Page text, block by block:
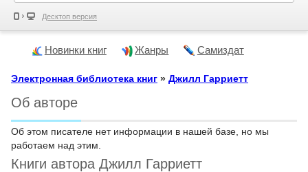
Десктоп версия
Новинки книг Жанры Самиздат
Электронная библиотека книг » Джилл Гарриетт
Об авторе
Об этом писателе нет информации в нашей базе, но мы
работаем над этим.
Книги автора Джилл Гарриетт